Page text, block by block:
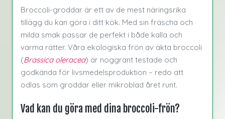
Broccoli-groddar är ett av de mest näringsrika
tillägg du kan göra i ditt kök. Med sin fräscha och
milda smak passar de perfekt i både kalla och
varma rätter. Våra ekologiska frön av äkta broccoli
(Brassica oleracea) är noggrant testade och
godkända för livsmedelsproduktion – redo att
odlas som groddar eller mikroblad året runt.
Vad kan du göra med dina broccoli-frön?